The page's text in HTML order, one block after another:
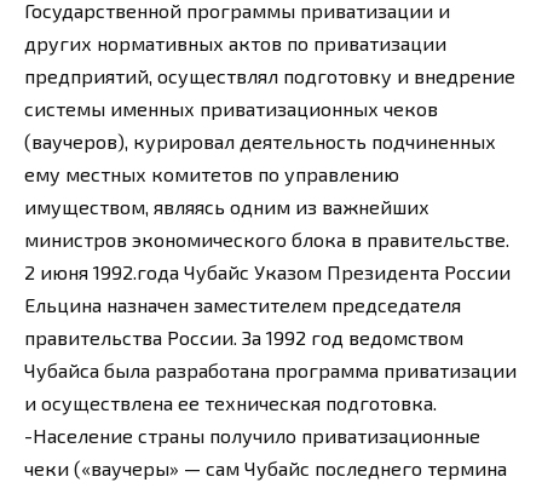
Государственной программы приватизации и
других нормативных актов по приватизации
предприятий, осуществлял подготовку и внедрение
системы именных приватизационных чеков
(ваучеров), курировал деятельность подчиненных
ему местных комитетов по управлению
имуществом, являясь одним из важнейших
министров экономического блока в правительстве.
2 июня 1992.года Чубайс Указом Президента России
Ельцина назначен заместителем председателя
правительства России. За 1992 год ведомством
Чубайса была разработана программа приватизации
и осуществлена ее техническая подготовка.
-Население страны получило приватизационные
чеки («ваучеры» — сам Чубайс последнего термина